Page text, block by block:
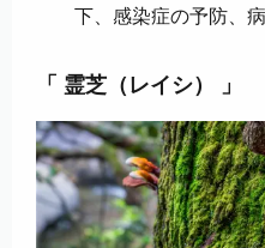
下、感染症の予防、
「 霊芝（レイシ） 」